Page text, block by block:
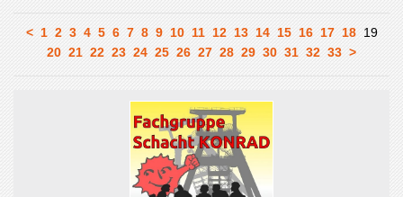
< 1 2 3 4 5 6 7 8 9 10 11 12 13 14 15 16 17 18 19
20 21 22 23 24 25 26 27 28 29 30 31 32 33 >